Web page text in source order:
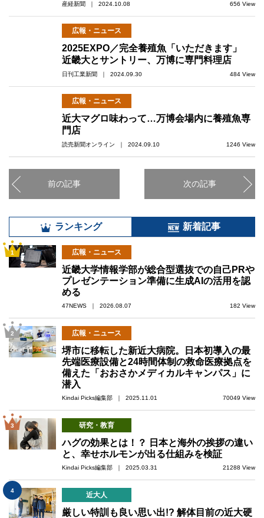
産経新聞 ｜ 2024.10.08 656 View
広報・ニュース
2025EXPO／完全養殖魚「いただきます」
近畿大とサントリー、万博に専門料理店
日刊工業新聞 ｜ 2024.09.30 484 View
広報・ニュース
近大マグロ味わって…万博会場内に養殖魚専
門店
読売新聞オンライン ｜ 2024.09.10 1246 View
前の記事 次の記事
ランキング 新着記事
1 広報・ニュース
近畿大学情報学部が総合型選抜での自己PRや
プレゼンテーション準備に生成AIの活用を認
める
47NEWS ｜ 2026.08.07 182 View
2 広報・ニュース
堺市に移転した新近大病院。日本初導入の最
先端医療設備と24時間体制の救命医療拠点を
備えた「おおさかメディカルキャンパス」に
潜入
Kindai Picks編集部 ｜ 2025.11.01 70049 View
3 研究・教育
ハグの効果とは！？ 日本と海外の挨拶の違い
と、幸せホルモンが出る仕組みを検証
Kindai Picks編集部 ｜ 2025.03.31 21288 View
4
近大人
厳しい特訓も良い思い出!? 解体目前の近大硬